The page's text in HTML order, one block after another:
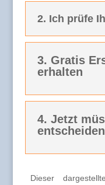
2. Ich prüfe
3. Gratis
erhalten
4. Jetzt
entscheiden
Dieser